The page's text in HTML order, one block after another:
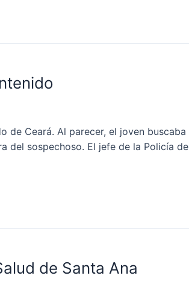
de Ceará. Al parecer, el joven buscaba
del sospechoso. El jefe de la Policía de
de Santa Ana